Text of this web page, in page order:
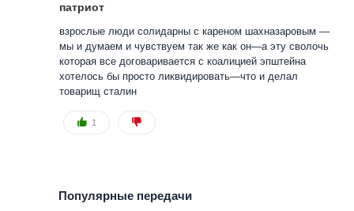
патриот
взрослые люди солидарны с кареном шахназаровым —
мы и думаем и чувствуем так же как он—а эту сволочь
которая все договаривается с коалицией эпштейна
хотелось бы просто ликвидировать—что и делал
товарищ сталин
1
Популярные передачи